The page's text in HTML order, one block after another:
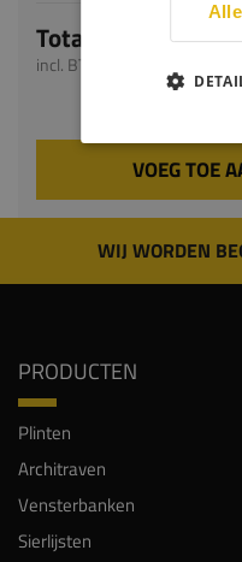
Totaal
incl. BTW
VOEG TOE
WIJ WORDEN
PRODUCTEN
Plinten
Architraven
Vensterbanken
Sierlijsten